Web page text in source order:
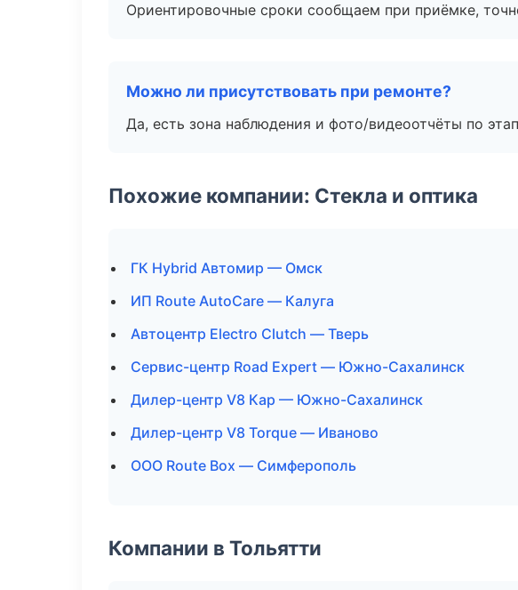
Ориентировочные сроки сообщаем при приёмке,
Можно ли присутствовать при ремонте?
Да, есть зона наблюдения и фото/видеоотчёты по
Похожие компании: Стекла и оптика
ГК Hybrid Автомир — Омск
ИП Route AutoCare — Калуга
Автоцентр Electro Clutch — Тверь
Сервис-центр Road Expert — Южно-Сахалинск
Дилер-центр V8 Кар — Южно-Сахалинск
Дилер-центр V8 Torque — Иваново
ООО Route Box — Симферополь
Компании в Тольятти